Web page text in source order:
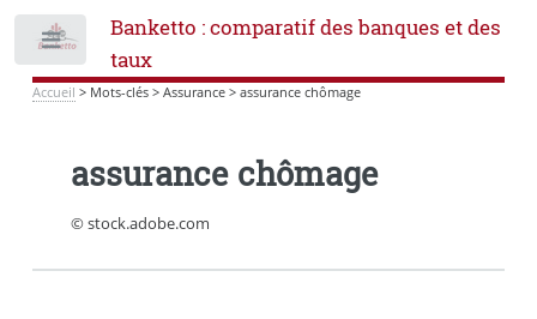
Banketto : comparatif des banques et des
taux
Accueil > Mots-clés> Assurance> assurance chômage
assurance chômage
© stock.adobe.com